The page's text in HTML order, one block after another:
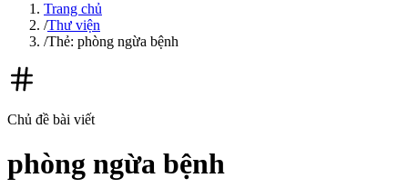
Trang chủ
/Thư viện
/Thẻ: phòng ngừa bệnh
Chủ đề bài viết
phòng ngừa bệnh